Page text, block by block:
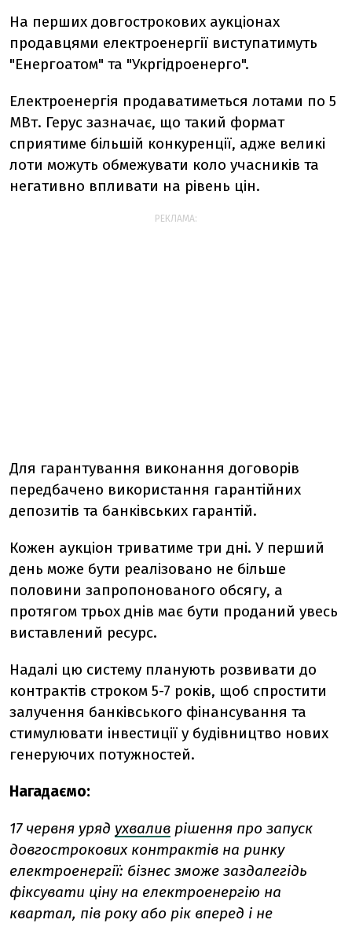
На перших довгострокових аукціонах
продавцями електроенергії виступатимуть
"Енергоатом" та "Укргідроенерго".
Електроенергія продаватиметься лотами по 5
МВт. Герус зазначає, що такий формат
сприятиме більшій конкуренції, адже великі
лоти можуть обмежувати коло учасників та
негативно впливати на рівень цін.
РЕКЛАМА:
Для гарантування виконання договорів
передбачено використання гарантійних
депозитів та банківських гарантій.
Кожен аукціон триватиме три дні. У перший
день може бути реалізовано не більше
половини запропонованого обсягу, а
протягом трьох днів має бути проданий увесь
виставлений ресурс.
Надалі цю систему планують розвивати до
контрактів строком 5-7 років, щоб спростити
залучення банківського фінансування та
стимулювати інвестиції у будівництво нових
генеруючих потужностей.
Нагадаємо:
17 червня уряд ухвалив рішення про запуск
довгострокових контрактів на ринку
електроенергії: бізнес зможе заздалегідь
фіксувати ціну на електроенергію на
квартал, пів року або рік вперед і не